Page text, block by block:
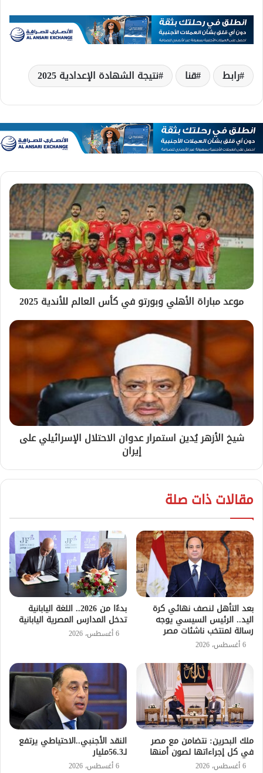
رابط قنا نتيجة الشهادة الإعدادية 2025
موعد مباراة الأهلي وبورتو في كأس العالم للأندية 2025
شيخ الأزهر يُدين استمرار عدوان الاحتلال الإسرائيلي على
إيران
مقالات ذات صلة
بعد التأهل لنصف نهائي كرة
اليد.. الرئيس السيسي يوجه
رسالة لمنتخب ناشئات مصر
6 أغسطس، 2026
بدءًا من 2026.. اللغة اليابانية
تدخل المدارس المصرية اليابانية
6 أغسطس، 2026
ملك البحرين: نتضامن مع مصر
في كل إجراءاتها لصون أمنها
6 أغسطس، 2026
النقد الأجنبي..الاحتياطي يرتفع
لـ56.3مليار
6 أغسطس، 2026